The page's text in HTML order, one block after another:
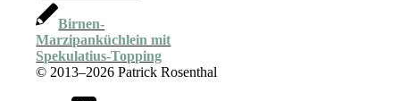
Birnen-
Marzipanküchlein mit
Spekulatius-Topping
© 2013–2026 Patrick Rosenthal